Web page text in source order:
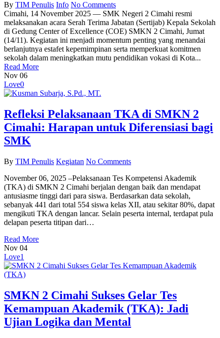
By TIM Penulis Info No Comments
Cimahi, 14 November 2025 — SMK Negeri 2 Cimahi resmi
melaksanakan acara Serah Terima Jabatan (Sertijab) Kepala Sekolah
di Gedung Center of Excellence (COE) SMKN 2 Cimahi, Jumat
(14/11). Kegiatan ini menjadi momentum penting yang menandai
berlanjutnya estafet kepemimpinan serta memperkuat komitmen
sekolah dalam meningkatkan mutu pendidikan vokasi di Kota...
Read More
Nov 06
Love0
Refleksi Pelaksanaan TKA di SMKN 2
Cimahi: Harapan untuk Diferensiasi bagi
SMK
By TIM Penulis Kegiatan No Comments
November 06, 2025 –Pelaksanaan Tes Kompetensi Akademik
(TKA) di SMKN 2 Cimahi berjalan dengan baik dan mendapat
antusiasme tinggi dari para siswa. Berdasarkan data sekolah,
sebanyak 441 dari total 554 siswa kelas XII, atau sekitar 80%, dapat
mengikuti TKA dengan lancar. Selain peserta internal, terdapat pula
delapan peserta titipan dari…
Read More
Nov 04
Love1
SMKN 2 Cimahi Sukses Gelar Tes
Kemampuan Akademik (TKA): Jadi
Ujian Logika dan Mental